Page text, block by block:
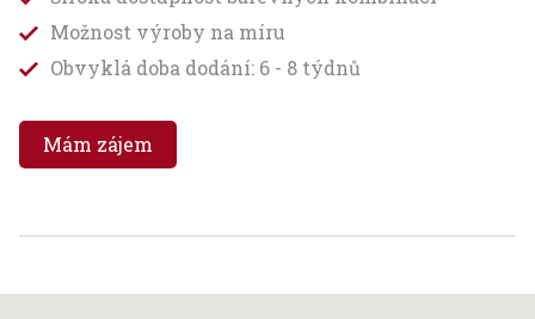
Možnost výroby na míru
Obvyklá doba dodání: 6 - 8 týdnů
Mám zájem